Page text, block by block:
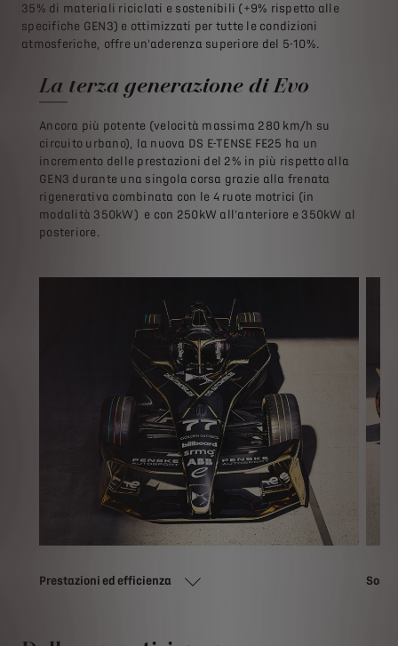
35% di materiali riciclati e sostenibili (+9% rispetto alle
specifiche GEN3) e ottimizzati per tutte le condizioni
atmosferiche, offre un'aderenza superiore del 5-10%.
La terza generazione di Evo
Ancora più potente (velocità massima 280 km/h su
circuito urbano), la nuova DS E-TENSE FE25 ha un
incremento delle prestazioni del 2% in più rispetto alla
GEN3 durante una singola corsa grazie alla frenata
rigenerativa combinata con le 4 ruote motrici (in
modalità 350kW) e con 250kW all'anteriore e 350kW al
posteriore.
Prestazioni ed efficienza